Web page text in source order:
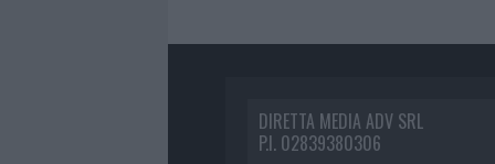
DIRETTA MEDIA ADV SRL
P.I. 02839380306